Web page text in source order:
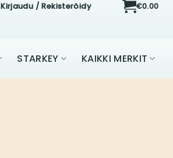
Kirjaudu / Rekisteröidy €0.00
STARKEY KAIKKI MERKIT